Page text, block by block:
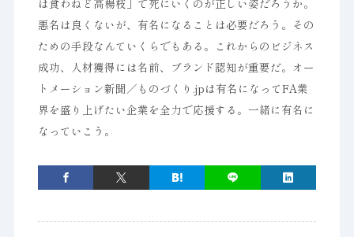
は食わねど高楊枝」で死にいくのが正しい姿だろうか。
悪名は良くないが、有名になることは必要だろう。その
ための手段なんていくらでもある。これからのビジネス
成功、人材獲得には名前、ブランド認知が重要だ。オー
トメーション新聞／ものづくり.jpは有名になってFA業
界を盛り上げたい企業を全力で応援する。一緒に有名に
なっていこう。